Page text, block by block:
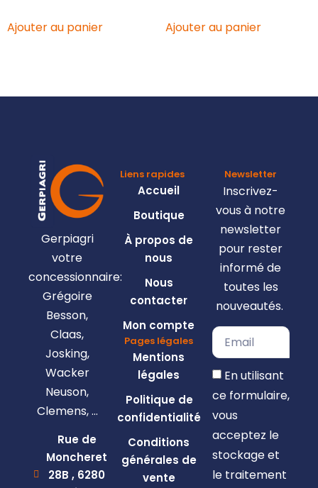
Ajouter au panier Ajouter au panier
Gerpiagri
votre
concessionnaire:
Grégoire
Besson,
Claas,
Josking,
Wacker
Neuson,
Clemens, …
Rue de
Moncheret
28B , 6280
Liens rapides
Accueil
Boutique
À propos de
nous
Nous
contacter
Mon compte
Pages légales
Mentions
légales
Politique de
confidentialité
Conditions
générales de
vente
Newsletter
Inscrivez-
vous à notre
newsletter
pour rester
informé de
toutes les
nouveautés.
En utilisant
ce formulaire,
vous
acceptez le
stockage et
le traitement